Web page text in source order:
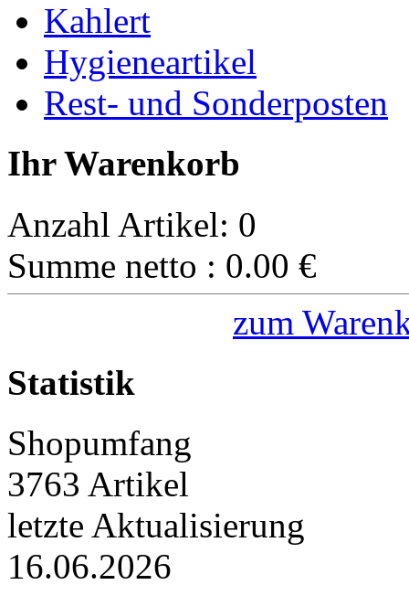
Kahlert
Hygieneartikel
Rest- und Sonderposten
Ihr Warenkorb
Anzahl Artikel: 0
Summe netto : 0.00 €
zum
Statistik
Shopumfang
3763 Artikel
letzte Aktualisierung
16.06.2026